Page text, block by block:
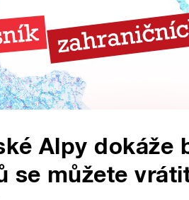
Alpy dokáže
se můžete